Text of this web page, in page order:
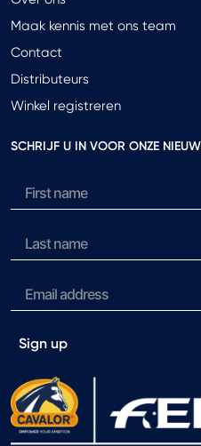
Maak kennis met ons team
Contact
Distributeurs
Winkel registreren
SCHRIJF U IN VOOR ONZE
Sign up